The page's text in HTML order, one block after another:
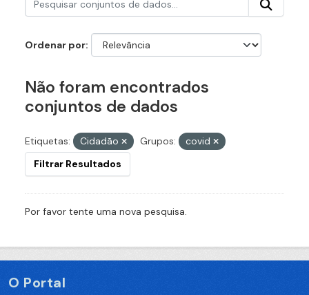
Ordenar por
Não foram encontrados
conjuntos de dados
Etiquetas: Cidadão Grupos:
covid
Filtrar Resultados
Por favor tente uma nova pesquisa.
O Portal